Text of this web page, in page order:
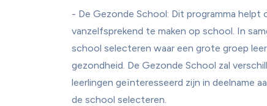
- De Gezonde School: Dit programma
vanzelfsprekend te maken op school. In
school selecteren waar een grote groep
gezondheid. De Gezonde School zal
leerlingen geïnteresseerd zijn in deelname
de school selecteren.